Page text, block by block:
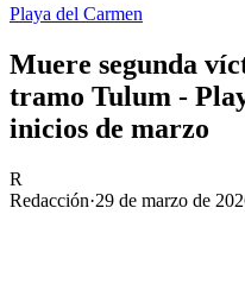
Playa del Carmen
Muere segunda
tramo Tulum -
inicios de marzo
R
Redacción·29 de marzo de